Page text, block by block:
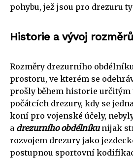
pohybu, jež jsou pro drezuru
Historie a vývoj rozměrů
Rozměry drezurního
prostoru, ve kterém se
prošly během historie určitým
počátcích drezury, kdy se
koní pro vojenské účely,
a drezurního obdélníkunijak
rozvojem drezury jako
postupnou sportovní